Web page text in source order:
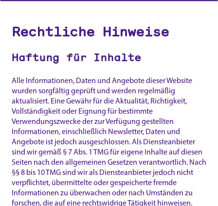
Rechtliche Hinweise
Haftung für Inhalte
Alle Informationen, Daten und Angebote dieser Website
wurden sorgfältig geprüft und werden regelmäßig
aktualisiert. Eine Gewähr für die Aktualität, Richtigkeit,
Vollständigkeit oder Eignung für bestimmte
Verwendungszwecke der zur Verfügung gestellten
Informationen, einschließlich Newsletter, Daten und
Angebote ist jedoch ausgeschlossen. Als Diensteanbieter
sind wir gemäß § 7 Abs. 1 TMG für eigene Inhalte auf diesen
Seiten nach den allgemeinen Gesetzen verantwortlich. Nach
§§ 8 bis 10 TMG sind wir als Diensteanbieter jedoch nicht
verpflichtet, übermittelte oder gespeicherte fremde
Informationen zu überwachen oder nach Umständen zu
forschen, die auf eine rechtswidrige Tätigkeit hinweisen.